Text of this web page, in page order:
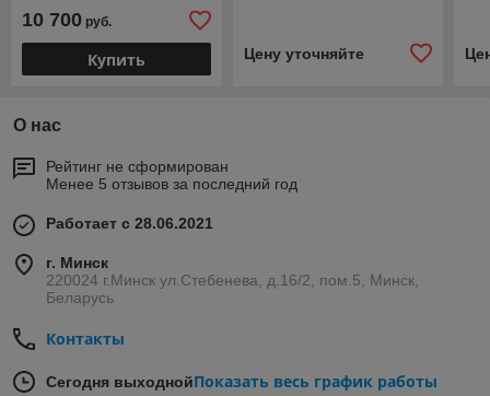
10 700 руб.
Купить Цену уточняйте
О нас
Рейтинг не сформирован
Менее 5 отзывов за последний год
Работает с 28.06.2021
г. Минск
220024 г.Минск ул.Стебенева, д.16/2, пом.5, Минск,
Беларусь
Контакты
Сегодня выходнойПоказать весь график работы